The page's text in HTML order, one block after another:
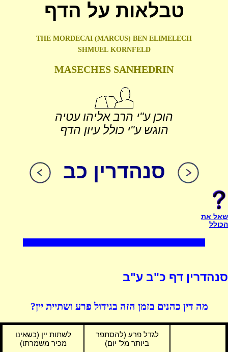
טבלאות על הדף
THE MORDECAI (MARCUS) BEN ELIMELECH
SHMUEL KORNFELD
MASECHES SANHEDRIN
הוכן ע"י הרב אליהו עטיה
הוגש ע"י כולל עיון הדף
סנהדרין כב
שאל את
הכולל
סנהדרין דף כ"ב ע"ב
מה דין כהנים בזמן הזה בגידול פרע ושתיית יין?
לגדל פרע (להסתפר
ביותר מל' יום)
לשתות יין (כשאינו
מכיר משמרתו)